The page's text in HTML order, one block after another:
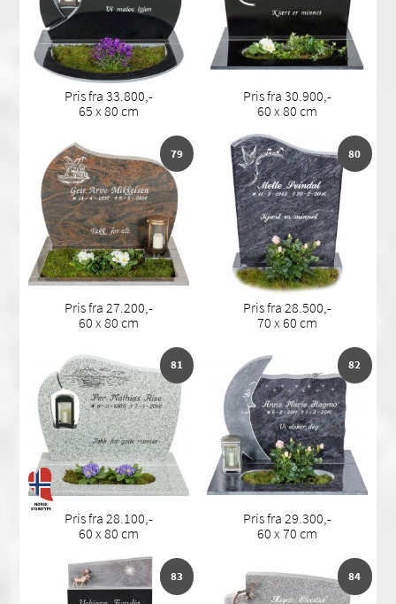
Pris fra 33.800,-
65 x 80 cm
Pris fra 30.900,-
60 x 80 cm
79
Pris fra 27.200,-
60 x 80 cm
80
Pris fra 28.500,-
70 x 60 cm
81
Pris fra 28.100,-
60 x 80 cm
82
Pris fra 29.300,-
60 x 70 cm
83 84